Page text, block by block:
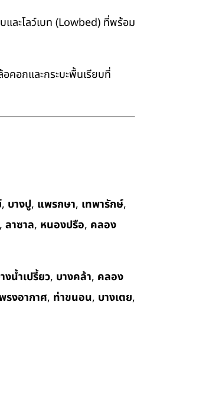
ละโลว์เบท (Lowbed) ที่พร้อม
คอกและกระบะพื้นเรียบที่
, บางปู, แพรกษา, เทพารักษ์,
, ลาซาล, หนองปรือ, คลอง
งน้ำเปรี้ยว, บางคล้า, คลอง
รงอากาศ, ท่าขนอน, บางเตย,